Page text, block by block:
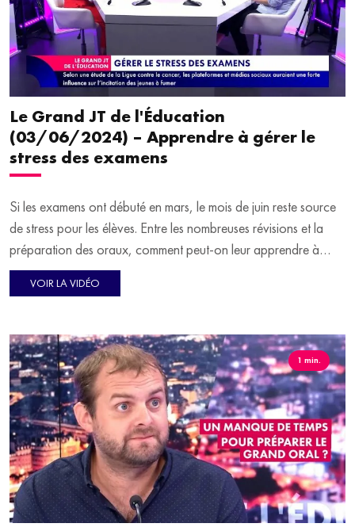
Le Grand JT de l'Éducation
(03/06/2024) – Apprendre à gérer le
stress des examens
Si les examens ont débuté en mars, le mois de juin reste source
de stress pour les élèves. Entre les nombreuses révisions et la
préparation des oraux, comment peut-on leur apprendre à
gérer le stress et la pression ? Fanny Jacq, médecin-psychiatre
et Étienne Porche, co-fondateur des Sherpas, sont les invités de
Le musée de la Marine à Paris organise un concours
d'illustration sur le thème "Quel océan pour 2030 ?". Il est
ouvert aux jeunes talents. Axelle Beaussant, responsable
communication à la "Fondation de la mer", en dit plus en
deuxième partie.
En fin d'émission, dans sa chronique, Guillaume Buan fait la
"Lumière sur" le débarquement du 6 juin 1944, à l'occasion des
80 ans de cet événement historique.
VOIR LA VIDÉO
1 min.